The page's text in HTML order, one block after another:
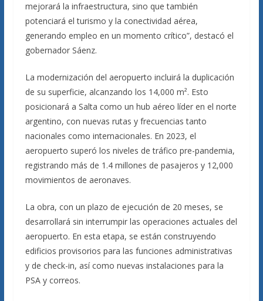
mejorará la infraestructura, sino que también
potenciará el turismo y la conectividad aérea,
generando empleo en un momento crítico”, destacó el
gobernador Sáenz.
La modernización del aeropuerto incluirá la duplicación
de su superficie, alcanzando los 14,000 m². Esto
posicionará a Salta como un hub aéreo líder en el norte
argentino, con nuevas rutas y frecuencias tanto
nacionales como internacionales. En 2023, el
aeropuerto superó los niveles de tráfico pre-pandemia,
registrando más de 1.4 millones de pasajeros y 12,000
movimientos de aeronaves.
La obra, con un plazo de ejecución de 20 meses, se
desarrollará sin interrumpir las operaciones actuales del
aeropuerto. En esta etapa, se están construyendo
edificios provisorios para las funciones administrativas
y de check-in, así como nuevas instalaciones para la
PSA y correos.